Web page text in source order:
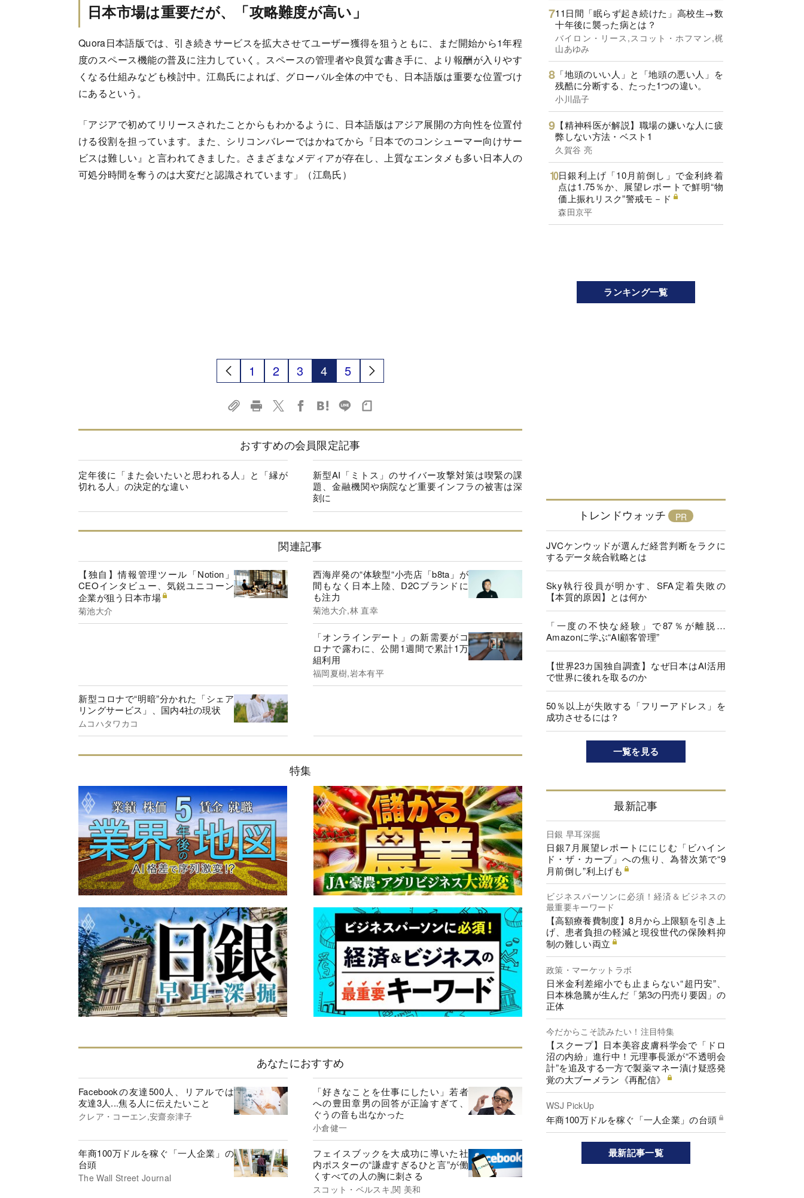
日本市場は重要だが、「攻略難度が高い」
Quora日本語版では、引き続きサービスを拡大させてユーザー獲得を狙うともに、まだ開始から1年程
度のスペース機能の普及に注力していく。スペースの管理者や良質な書き手に、より報酬が入りやす
くなる仕組みなども検討中。江島氏によれば、グローバル全体の中でも、日本語版は重要な位置づけ
にあるという。
「アジアで初めてリリースされたことからもわかるように、日本語版はアジア展開の方向性を位置付
ける役割を担っています。また、シリコンバレーではかねてから『日本でのコンシューマー向けサー
ビスは難しい』と言われてきました。さまざまなメディアが存在し、上質なエンタメも多い日本人の
可処分時間を奪うのは大変だと認識されています」（江島氏）
1 2 3 4 5
おすすめの会員限定記事
定年後に「また会いたいと思われる人」と「縁が
切れる人」の決定的な違い
新型AI「ミトス」のサイバー攻撃対策は喫緊の課
題、金融機関や病院など重要インフラの被害は深
刻に
関連記事
【独自】情報管理ツール「Notion」
CEOインタビュー、気鋭ユニコーン
企業が狙う日本市場
菊池大介
西海岸発の“体験型“小売店「b8ta」が
間もなく日本上陸、D2Cブランドに
も注力
菊池大介,林 直幸
「オンラインデート」の新需要がコ
ロナで露わに、公開1週間で累計1万
組利用
福岡夏樹,岩本有平
新型コロナで“明暗”分かれた「シェア
リングサービス」、国内4社の現状
ムコハタワカコ
特集
あなたにおすすめ
Facebookの友達500人、リアルでは
友達3人...焦る人に伝えたいこと
クレア・コーエン,安齋奈津子
「好きなことを仕事にしたい」若者
への豊田章男の回答が正論すぎて、
ぐうの音も出なかった
小倉健一
年商100万ドルを稼ぐ「一人企業」の
台頭
The Wall Street Journal
フェイスブックを大成功に導いた社
内ポスターの“謙虚すぎるひと言”が働
くすべての人の胸に刺さる
スコット・ベルスキ,関 美和
11日間「眠らず起き続けた」高校生→数
十年後に襲った病とは？
バイロン・リース,スコット・ホフマン,梶
山あゆみ
「地頭のいい人」と「地頭の悪い人」を
残酷に分断する、たった1つの違い。
小川晶子
【精神科医が解説】職場の嫌いな人に疲
弊しない方法・ベスト1
久賀谷 亮
日銀利上げ「10月前倒し」で金利終着
点は1.75％か、展望レポートで鮮明“物
価上振れリスク”警戒モ－ド
森田京平
ランキング一覧
トレンドウォッチ
JVCケンウッドが選んだ経営判断をラクに
するデータ統合戦略とは
Sky執行役員が明かす、SFA定着失敗の
【本質的原因】とは何か
「一度の不快な経験」で87％が離脱…
Amazonに学ぶ“AI顧客管理”
【世界23カ国独自調査】なぜ日本はAI活用
で世界に後れを取るのか
50％以上が失敗する「フリーアドレス」を
成功させるには？
一覧を見る
最新記事
日銀 早耳深掘
日銀7月展望レポートににじむ「ビハイン
ド・ザ・カーブ」への焦り、為替次第で“9
月前倒し”利上げも
ビジネスパーソンに必須！経済＆ビジネスの
最重要キーワード
【高額療養費制度】8月から上限額を引き上
げ、患者負担の軽減と現役世代の保険料抑
制の難しい両立
政策・マーケットラボ
日米金利差縮小でも止まらない“超円安”、
日本株急騰が生んだ「第3の円売り要因」の
正体
今だからこそ読みたい！注目特集
【スクープ】日本美容皮膚科学会で「ドロ
沼の内紛」進行中！元理事長派が“不透明会
計”を追及する一方で製薬マネー漬け疑惑発
覚の大ブーメラン《再配信》
WSJ PickUp
年商100万ドルを稼ぐ「一人企業」の台頭
最新記事一覧